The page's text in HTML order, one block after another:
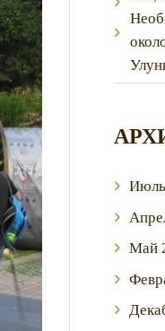
Июль
Май